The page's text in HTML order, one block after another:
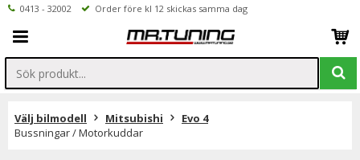
0413 - 32002 Order före kl 12 skickas samma dag
Välj bilmodell Mitsubishi
Evo 4
Bussningar / Motorkuddar